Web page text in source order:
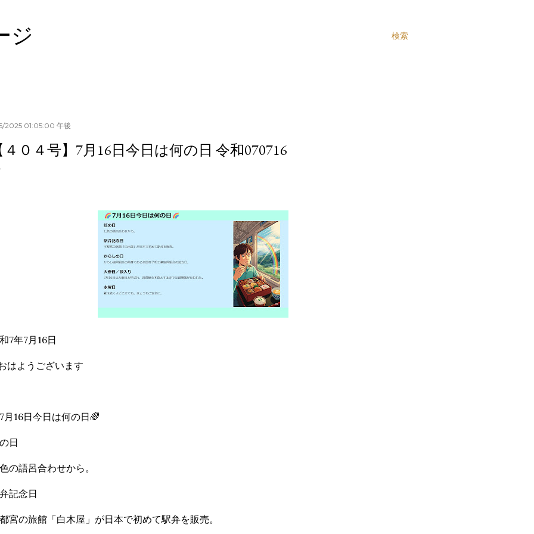
検索
ジ
2025 01:05:00 午後
４０４号】7月16日今日は何の日 令和070716
7年7月16日
はようございます
月16日今日は何の日🌈
日
の語呂合わせから。
記念日
宮の旅館「白木屋」が日本で初めて駅弁を販売。